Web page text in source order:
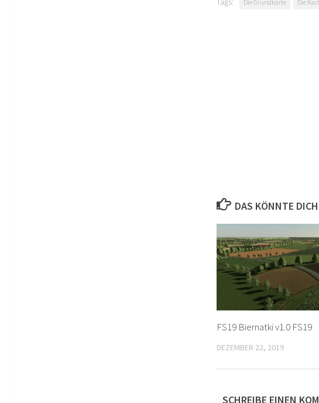
Die Grundkarte Die
DAS KÖNNTE
FS19 Biernatki v1.0 FS19
DEZEMBER 22, 2019
SCHREIBE EINEN